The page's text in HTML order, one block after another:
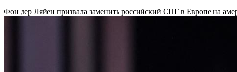
Фон дер Ляйен призвала заменить российский СПГ в Европе на